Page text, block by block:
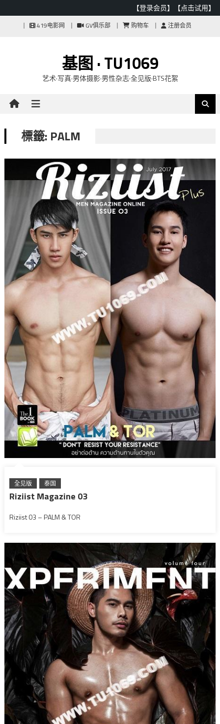
【登录会员】 【点击试用】
419电影网 GV俱乐部 购物车 注册会员
基图 · TU1069
艺术·写真·男体摄影·男性杂志·全见版·BTS花絮
標籤: PALM
全见版 泰国
Riziist Magazine 03
Riziist 03 – PALM & TOR